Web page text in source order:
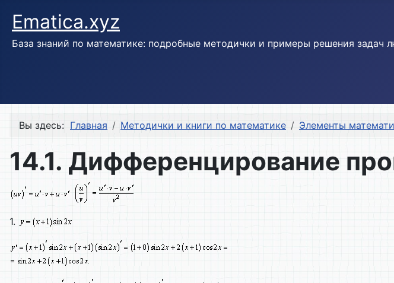
Ematica.xyz
База знаний по математике: подробные методички и примеры решения задач
Вы здесь: Главная Методички и книги по математике Элементы
14.1. Дифференцирование
1.